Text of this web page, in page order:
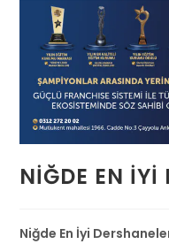
NIĞDE EN İYI
Niğde En İyi